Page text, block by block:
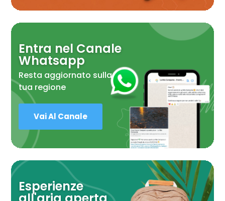
Entra nel Canale
Whatsapp
Resta aggiornato sulla
tua regione
Vai Al Canale
Esperienze